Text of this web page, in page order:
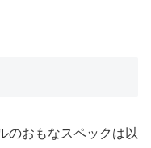
のおもなスペックは以